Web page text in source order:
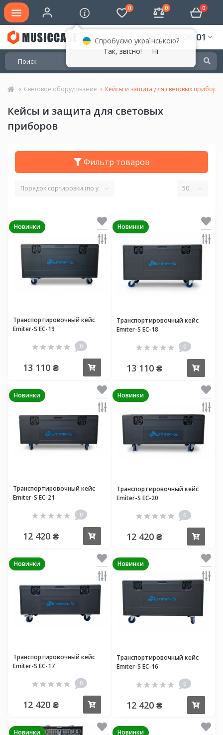
0 0 0
(066) 050-09-01
Световое оборудование Кейсы и защита для световых
Кейсы и защита для световых
приборов
Фильтр товаров
Новинки
Транспортировочный кейс
Emiter-S EC-19
0
13 110 ₴
Новинки
Транспортировочный кейс
Emiter-S EC-18
0
13 110 ₴
Новинки
Транспортировочный кейс
Emiter-S EC-21
0
12 420 ₴
Новинки
Транспортировочный кейс
Emiter-S EC-20
0
12 420 ₴
Новинки
Транспортировочный кейс
Emiter-S EC-17
0
12 420 ₴
Новинки
Транспортировочный кейс
Emiter-S EC-16
0
12 420 ₴
Новинки Новинки
Спробуємо українською?
Так, звісно!
Ні